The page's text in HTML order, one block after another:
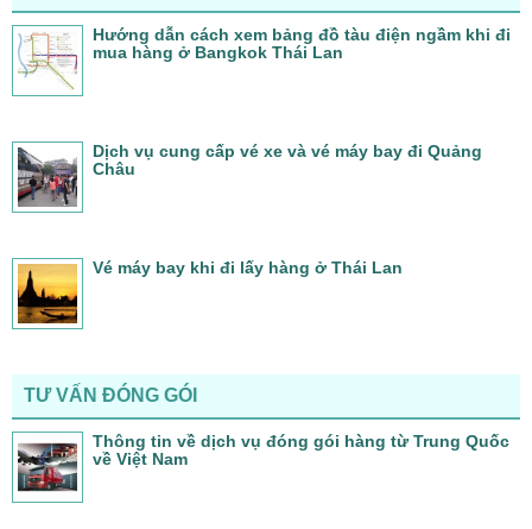
Hướng dẫn cách xem bảng đồ tàu điện ngầm khi đi
mua hàng ở Bangkok Thái Lan
Dịch vụ cung cấp vé xe và vé máy bay đi Quảng
Châu
Vé máy bay khi đi lấy hàng ở Thái Lan
TƯ VẤN ĐÓNG GÓI
Thông tin về dịch vụ đóng gói hàng từ Trung Quốc
về Việt Nam